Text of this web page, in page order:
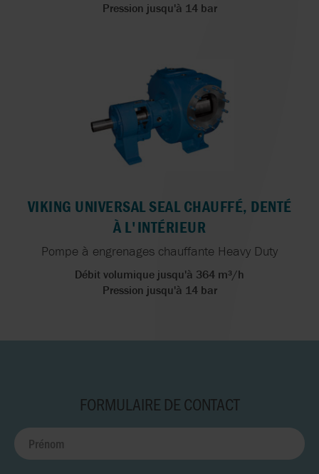
Pression jusqu'à 14 bar
VIKING UNIVERSAL SEAL CHAUFFÉ, DENTÉ
À L'INTÉRIEUR
Pompe à engrenages chauffante Heavy Duty
Débit volumique jusqu'à 364 m³/h
Pression jusqu'à 14 bar
FORMULAIRE DE CONTACT